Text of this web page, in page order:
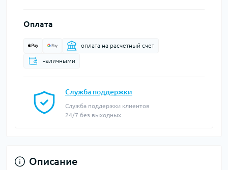
Оплата
оплата на расчетный счет
наличными
Служба поддержки
Служба поддержки клиентов
24/7 без выходных
Описание